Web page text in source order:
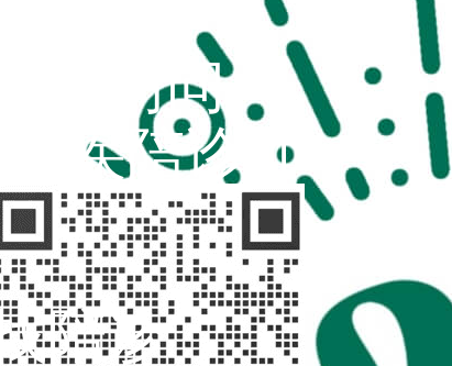
扫码访问
“不疾陪诊师”
陪诊